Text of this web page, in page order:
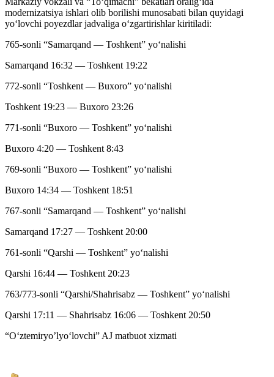
modernizatsiya ishlari olib borilishi munosabati bilan quyidagi
yo‘lovchi poyezdlar jadvaliga o‘zgartirishlar kiritiladi:
765-sonli “Samarqand — Toshkent” yo‘nalishi
Samarqand 16:32 — Toshkent 19:22
772-sonli “Toshkent — Buxoro” yo‘nalishi
Toshkent 19:23 — Buxoro 23:26
771-sonli “Buxoro — Toshkent” yo‘nalishi
Buxoro 4:20 — Toshkent 8:43
769-sonli “Buxoro — Toshkent” yo‘nalishi
Buxoro 14:34 — Toshkent 18:51
767-sonli “Samarqand — Toshkent” yo‘nalishi
Samarqand 17:27 — Toshkent 20:00
761-sonli “Qarshi — Toshkent” yo‘nalishi
Qarshi 16:44 — Toshkent 20:23
763/773-sonli “Qarshi/Shahrisabz — Toshkent” yo‘nalishi
Qarshi 17:11 — Shahrisabz 16:06 — Toshkent 20:50
“O‘ztemiryo’lyo‘lovchi” AJ matbuot xizmati